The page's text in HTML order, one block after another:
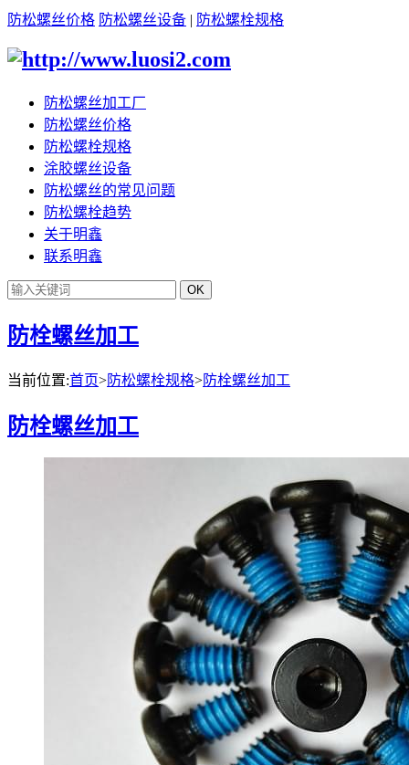
防松螺丝价格 防松螺丝设备 | 防松螺栓规格
防松螺丝加工厂
防松螺丝价格
防松螺栓规格
涂胶螺丝设备
防松螺丝的常见问题
防松螺栓趋势
关于明鑫
联系明鑫
防栓螺丝加工
当前位置:首页>防松螺栓规格>防栓螺丝加工
防栓螺丝加工